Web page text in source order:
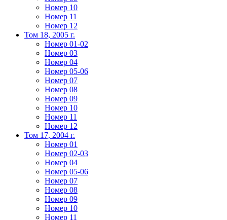
Номер 10
Номер 11
Номер 12
Том 18, 2005 г.
Номер 01-02
Номер 03
Номер 04
Номер 05-06
Номер 07
Номер 08
Номер 09
Номер 10
Номер 11
Номер 12
Том 17, 2004 г.
Номер 01
Номер 02-03
Номер 04
Номер 05-06
Номер 07
Номер 08
Номер 09
Номер 10
Номер 11